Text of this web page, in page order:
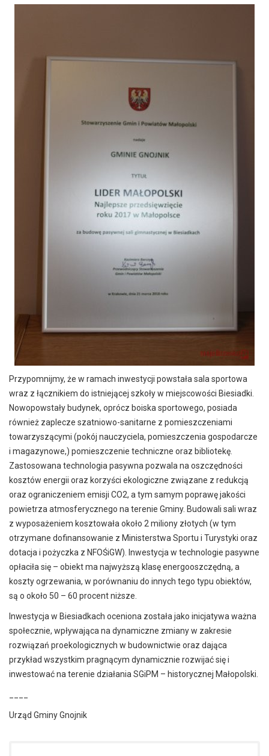
Przypomnijmy, że w ramach inwestycji powstała sala sportowa
wraz z łącznikiem do istniejącej szkoły w miejscowości Biesiadki.
Nowopowstały budynek, oprócz boiska sportowego, posiada
również zaplecze szatniowo-sanitarne z pomieszczeniami
towarzyszącymi (pokój nauczyciela, pomieszczenia gospodarcze
i magazynowe,) pomieszczenie techniczne oraz bibliotekę.
Zastosowana technologia pasywna pozwala na oszczędności
kosztów energii oraz korzyści ekologiczne związane z redukcją
oraz ograniczeniem emisji CO2, a tym samym poprawę jakości
powietrza atmosferycznego na terenie Gminy. Budowali sali wraz
z wyposażeniem kosztowała około 2 miliony złotych (w tym
otrzymane dofinansowanie z Ministerstwa Sportu i Turystyki oraz
dotacja i pożyczka z NFOŚiGW). Inwestycja w technologie pasywne
opłaciła się – obiekt ma najwyższą klasę energooszczędną, a
koszty ogrzewania, w porównaniu do innych tego typu obiektów,
są o około 50 – 60 procent niższe.
Inwestycja w Biesiadkach oceniona została jako inicjatywa ważna
społecznie, wpływająca na dynamiczne zmiany w zakresie
rozwiązań proekologicznych w budownictwie oraz dająca
przykład wszystkim pragnącym dynamicznie rozwijać się i
inwestować na terenie działania SGiPM – historycznej Małopolski.
Urząd Gminy Gnojnik